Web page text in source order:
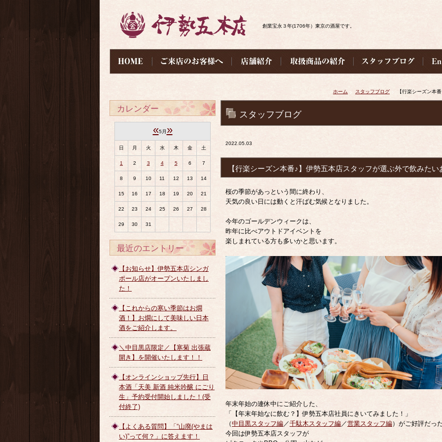
創業宝永３年(1706年）東京の酒屋です。
ホーム スタッフブログ 【行楽シーズン本
スタッフブログ
2022.05.03
【行楽シーズン本番♪】伊勢五本店スタッフが選ぶ外で飲みたい
桜の季節があっという間に終わり、
天気の良い日には動くと汗ばむ気候となりました。
今年のゴールデンウィークは、
昨年に比べアウトドアイベントを
楽しまれている方も多いかと思います。
年末年始の連休中にご紹介した、
「【年末年始なに飲む？】伊勢五本店社員にきいてみました！」
（中目黒スタッフ編／千駄木スタッフ編／営業スタッフ編）がご好評だっ
今回は伊勢五本店スタッフが
カレンダー
«5月 »
日 月 火 水 木 金 土
1 2 3 4 5 6 7
8 9 10 11 12 13 14
15 16 17 18 19 20 21
22 23 24 25 26 27 28
29 30 31
最近のエントリー
【お知らせ】伊勢五本店シンガ
ポール店がオープンいたしまし
た！
【これからの寒い季節はお燗
酒！】お燗にして美味しい日本
酒をご紹介します。
＼中目黒店限定／【寒菊 出張蔵
開き】を開催いたします！！
【オンラインショップ先行】日
本酒「天美 新酒 純米吟醸 にごり
生」予約受付開始しました！(受
付終了)
【よくある質問】「“山廃(やまは
い)”って何？」に答えます！